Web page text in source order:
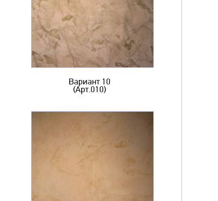
Вариант 10
(Арт.010)